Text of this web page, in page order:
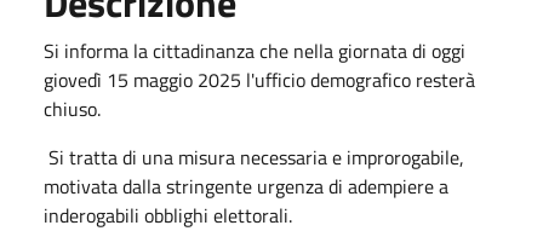
Si informa la cittadinanza che nella giornata di oggi
giovedì 15 maggio 2025 l'ufficio demografico resterà
chiuso.
Si tratta di una misura necessaria e improrogabile,
motivata dalla stringente urgenza di adempiere a
inderogabili obblighi elettorali.